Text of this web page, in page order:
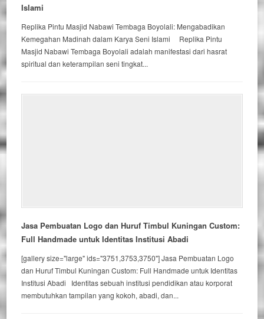
Islami
Replika Pintu Masjid Nabawi Tembaga Boyolali: Mengabadikan
Kemegahan Madinah dalam Karya Seni Islami Replika Pintu
Masjid Nabawi Tembaga Boyolali adalah manifestasi dari hasrat
spiritual dan keterampilan seni tingkat...
Jasa Pembuatan Logo dan Huruf Timbul Kuningan Custom:
Full Handmade untuk Identitas Institusi Abadi
[gallery size="large" ids="3751,3753,3750"] Jasa Pembuatan Logo
dan Huruf Timbul Kuningan Custom: Full Handmade untuk Identitas
Institusi Abadi Identitas sebuah institusi pendidikan atau korporat
membutuhkan tampilan yang kokoh, abadi, dan...